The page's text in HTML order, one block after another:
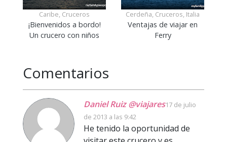
Caribe, Cruceros
¡Bienvenidos a bordo!
Un crucero con niños
Cerdeña, Cruceros, Italia
Ventajas de viajar en
Ferry
Comentarios
Daniel Ruiz @viajares17 de julio
de 2013 a las 9:42
He tenido la oportunidad de